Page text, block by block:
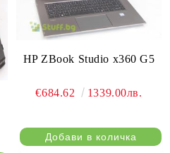
HP ZBook Studio x360 G5
€684.62 1339.00лв.